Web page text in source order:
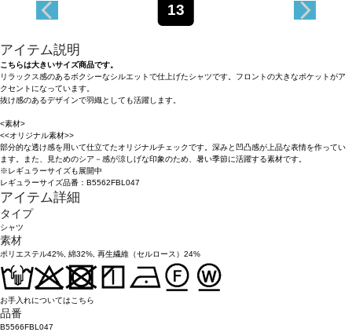
13
アイテム説明
こちらは大きいサイズ商品です。
リラックス感のあるボクシーなシルエットで仕上げたシャツです。フロントの大きなポケットがア
クセントになっています。
抜け感のあるデザインで羽織としても活躍します。
<素材>
<<オリジナル素材>>
部分的な透け感を用いて仕立てたオリジナルチェックです。深みと凹凸感が上品な表情を作ってい
ます。また、見ためのシア－感が涼しげな印象のため、暑い季節に活躍する素材です。
※レギュラーサイズも展開中
レギュラーサイズ品番：B5562FBL047
アイテム詳細
タイプ
シャツ
素材
ポリエステル42%, 綿32%, 再生繊維（セルロース）24%
お手入れについてはこちら
品番
B5566FBL047